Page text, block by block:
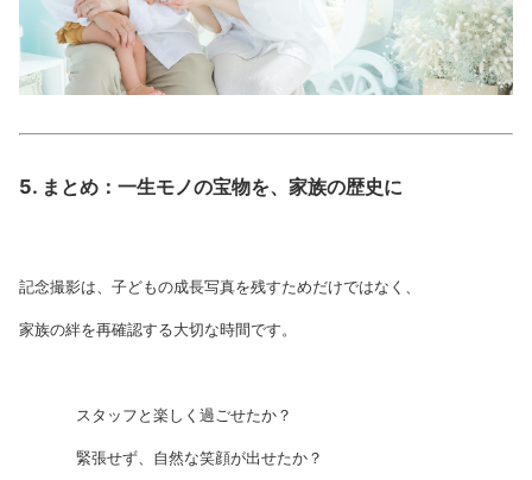
5. まとめ：一生モノの宝物を、家族の歴史に
記念撮影は、子どもの成長写真を残すためだけではなく、
家族の絆を再確認する大切な時間です。
スタッフと楽しく過ごせたか？
緊張せず、自然な笑顔が出せたか？